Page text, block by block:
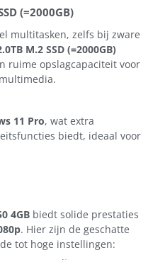
(=2000GB)
multitasken, zelfs bij zware
M.2 SSD (=2000GB)
ruime opslagcapaciteit voor
11 Pro, wat extra
biedt, ideaal voor
4GB biedt solide prestaties
. Hier zijn de geschatte
tot hoge instellingen: